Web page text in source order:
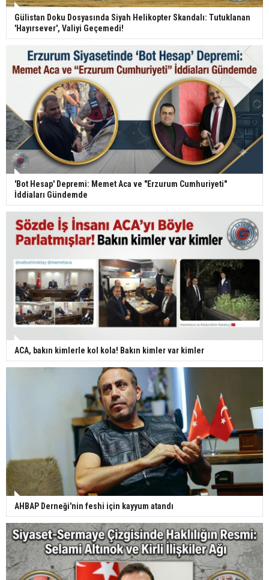
Gülistan Doku Dosyasında Siyah Helikopter Skandalı: Tutuklanan
'Hayırsever', Valiyi Geçemedi!
'Bot Hesap' Depremi: Memet Aca ve "Erzurum Cumhuriyeti"
İddiaları Gündemde
ACA, bakın kimlerle kol kola! Bakın kimler var kimler
AHBAP Derneği'nin feshi için kayyum atandı